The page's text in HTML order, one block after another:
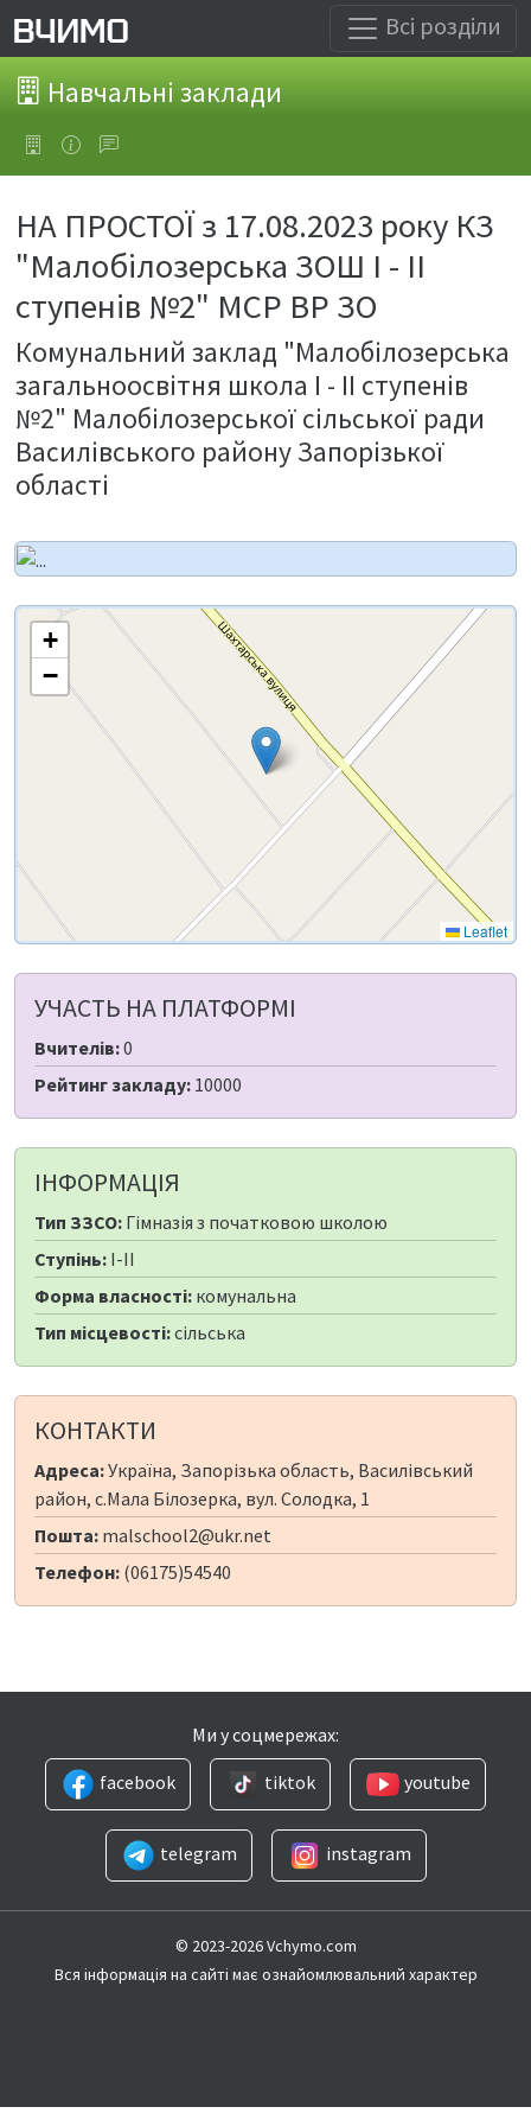
Всі розділи
Навчальні заклади
НА ПРОСТОЇ з 17.08.2023 року КЗ
"Малобілозерська ЗОШ І - ІІ
ступенів №2" МСР ВР ЗО
Комунальний заклад "Малобілозерська
загальноосвітня школа І - ІІ ступенів
№2" Малобілозерської сільської ради
Василівського району Запорізької
області
+
−
Leaflet
УЧАСТЬ НА ПЛАТФОРМІ
Вчителів:0
Рейтинг закладу: 10000
ІНФОРМАЦІЯ
Тип ЗЗСО: Гімназія з початковою школою
Ступінь: I-II
Форма власності: комунальна
Тип місцевості:сільська
КОНТАКТИ
Адреса:Україна, Запорізька область, Василівський
район, с.Мала Білозерка, вул. Солодка, 1
Пошта: malschool2@ukr.net
Телефон: (06175)54540
Ми у соцмережах:
facebook
tiktok youtube
telegram instagram
© 2023-2026 Vchymo.com
Вся інформація на сайті має ознайомлювальний характер